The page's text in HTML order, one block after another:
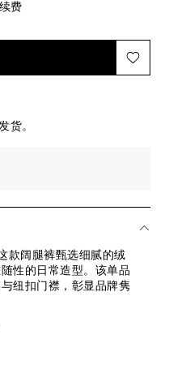
费
货。
款阔腿裤甄选细腻的绒
性的日常造型。该单品
纽扣门襟，彰显品牌隽